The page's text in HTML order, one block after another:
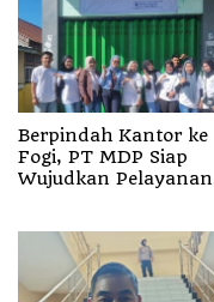
Berpindah Kantor ke
Fogi, PT MDP Siap
Wujudkan Pelayanan